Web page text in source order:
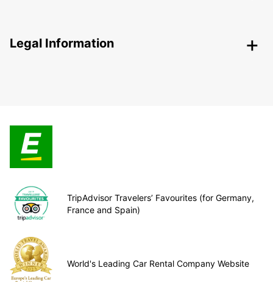
Legal Information
TripAdvisor Travelers’ Favourites (for Germany,
France and Spain)
World's Leading Car Rental Company Website